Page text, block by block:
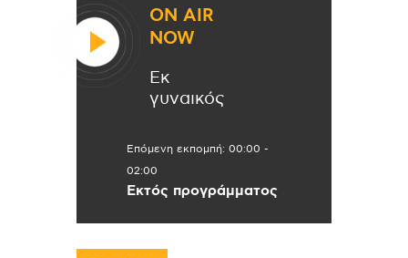
ON AIR
NOW
Εκ
γυναικός
Επόμενη εκπομπή: 00:00 -
02:00
Εκτός προγράμματος